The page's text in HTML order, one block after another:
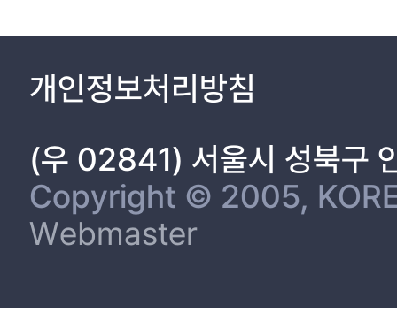
개인정보처리방침
(우 02841) 서울시 성북구
Copyright © 2005,
Webmaster